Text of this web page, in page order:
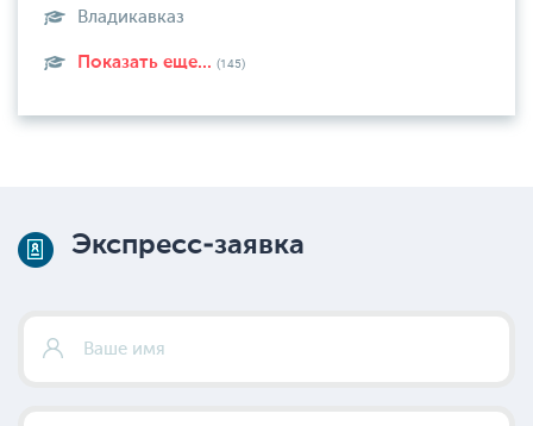
Владикавказ
Показать еще... (145)
Экспресс-заявка